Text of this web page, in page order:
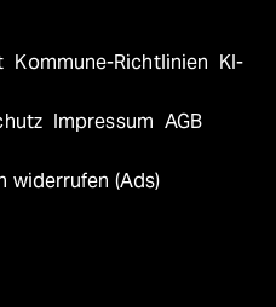
Kommune-Richtlinien KI-
Impressum AGB
widerrufen (Ads)